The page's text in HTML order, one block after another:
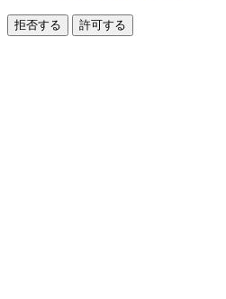
拒否する 許可する